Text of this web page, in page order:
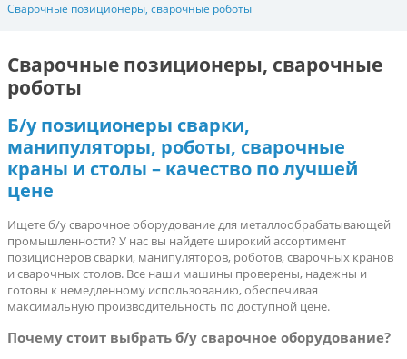
Сварочные позиционеры, сварочные роботы
Сварочные позиционеры, сварочные
роботы
Б/у позиционеры сварки,
манипуляторы, роботы, сварочные
краны и столы – качество по лучшей
цене
Ищете б/у сварочное оборудование для металлообрабатывающей
промышленности? У нас вы найдете широкий ассортимент
позиционеров сварки, манипуляторов, роботов, сварочных кранов
и сварочных столов. Все наши машины проверены, надежны и
готовы к немедленному использованию, обеспечивая
максимальную производительность по доступной цене.
Почему стоит выбрать б/у сварочное оборудование?